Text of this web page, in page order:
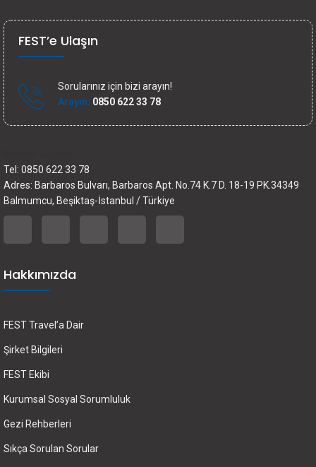
FEST’e Ulaşın
Sorularınız için bizi arayın!
Arayın: 0850 622 33 78
Tel: 0850 622 33 78
Adres: Barbaros Bulvarı, Barbaros Apt. No.74 K.7 D. 18-19 PK.34349
Balmumcu, Beşiktaş-İstanbul / Türkiye
Hakkımızda
FEST Travel’a Dair
Şirket Bilgileri
FEST Ekibi
Kurumsal Sosyal Sorumluluk
Gezi Rehberleri
Sıkça Sorulan Sorular